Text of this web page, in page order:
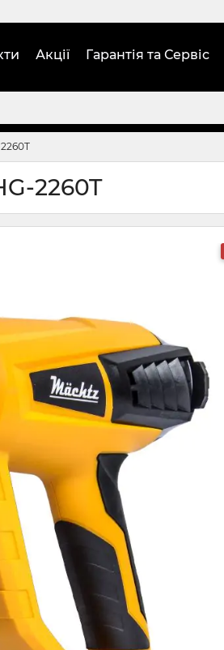
Акції Гарантія та Сервіс
2260T